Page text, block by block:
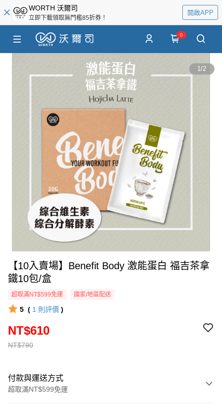
WORTH 沃爾司
立即下載領取無門檻85折券！
開啟APP
0
1/2
【10入賣場】Benefit Body 激能蛋白 福吉茶拿
鐵10包/盒
超取滿NT$599免運 國家/地區配送
5 ( 1 則評價 )
NT$790
NT$610
付款與運送方式
超取滿NT$599免運